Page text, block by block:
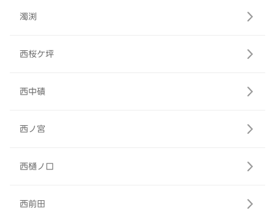
濁渕
西桜ケ坪
西中磧
西ノ宮
西樋ノ口
西前田